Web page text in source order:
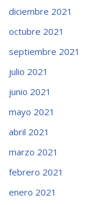
diciembre 2021
octubre 2021
septiembre 2021
julio 2021
junio 2021
mayo 2021
abril 2021
marzo 2021
febrero 2021
enero 2021